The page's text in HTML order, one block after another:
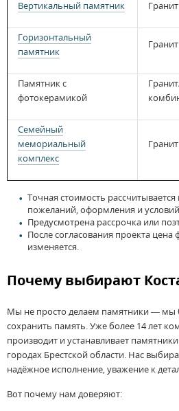
Вертикальный памятник Гранит
Горизонтальный
памятник
Гранит
Памятник с
фотокерамикой
Семейный
мемориальный
комплекс
Гранит
Точная стоимость
пожеланий, оформления и
Предусмотрена рассрочка или
После согласования проекта цена
изменяется.
Почему выбирают
Мы не просто делаем памятники — мы
сохранить память. Уже более 14 лет
производит и устанавливает
городах Брестской области. Нас
надёжное исполнение, уважение к
Вот почему нам доверяют: